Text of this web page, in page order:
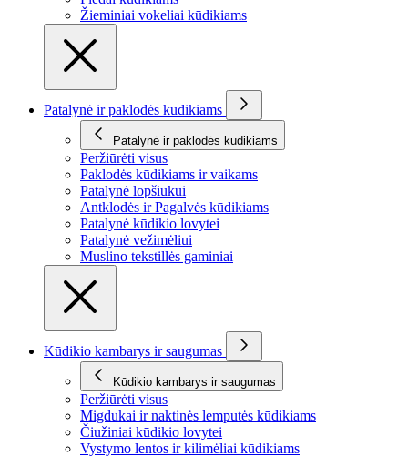
Žieminiai vokeliai kūdikiams
Patalynė ir paklodės kūdikiams
Patalynė ir paklodės kūdikiams
Peržiūrėti visus
Paklodės kūdikiams ir vaikams
Patalynė lopšiukui
Antklodės ir Pagalvės kūdikiams
Patalynė kūdikio lovytei
Patalynė vežimėliui
Muslino tekstillės gaminiai
Kūdikio kambarys ir saugumas
Kūdikio kambarys ir saugumas
Peržiūrėti visus
Migdukai ir naktinės lemputės kūdikiams
Čiužiniai kūdikio lovytei
Vystymo lentos ir kilimėliai kūdikiams